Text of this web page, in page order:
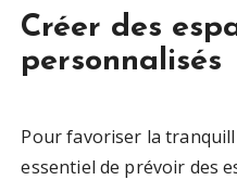
Créer des
personnalisés
Pour favoriser la
essentiel de prévoir des